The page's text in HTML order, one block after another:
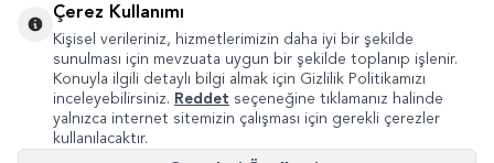
HIZLI ERIŞIM
Çerez Kullanımı
Kişisel verileriniz, hizmetlerimizin daha iyi bir şekilde
sunulması için mevzuata uygun bir şekilde toplanıp işlenir.
Konuyla ilgili detaylı bilgi almak için Gizlilik Politikamızı
inceleyebilirsiniz. Reddet seçeneğine tıklamanız halinde
yalnızca internet sitemizin çalışması için gerekli çerezler
kullanılacaktır.